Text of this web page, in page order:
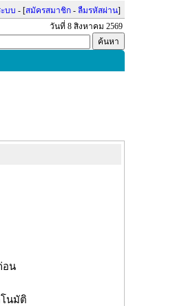
บบ - [สมัครสมาชิก- ลืมรหัสผ่าน]
วันที่ 8 สิงหาคม 2569
อน
นมัติ